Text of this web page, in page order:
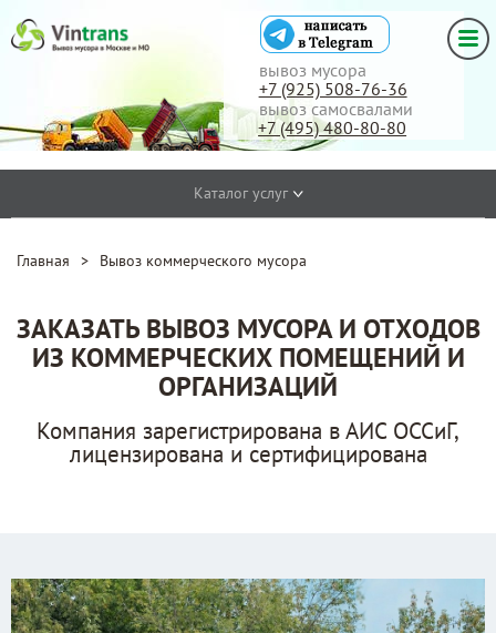
вывоз мусора
+7 (925) 508-76-36
вывоз самосвалами
+7 (495) 480-80-80
Каталог услуг
Главная > Вывоз коммерческого мусора
ЗАКАЗАТЬ ВЫВОЗ МУСОРА И ОТХОДОВ
ИЗ КОММЕРЧЕСКИХ ПОМЕЩЕНИЙ И
ОРГАНИЗАЦИЙ
Компания зарегистрирована в АИС ОССиГ,
лицензирована и сертифицирована